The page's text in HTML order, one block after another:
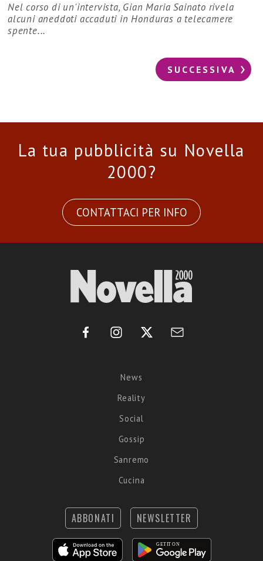
Nel corso di un'intervista, Gian Maria Sainato rivela
alcuni aneddoti accaduti in Honduras a telecamere
spente...
SUCCESSIVA
La tua pubblicità su Novella
2000?
CONTATTACI PER INFO
News
Reality
Social
Gossip
Sanremo
Cucina
ABBONATI NEWSLETTER